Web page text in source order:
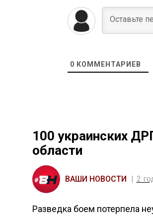
0 КОММЕНТАРИЕВ
100 украинских
области
ВАШИ НОВОСТИ 2
Разведка боем потерпела